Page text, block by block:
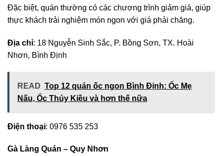
Đặc biệt, quán thường có các chương trình giảm giá, giúp
thực khách trải nghiệm món ngon với giá phải chăng.
Địa chỉ: 18 Nguyễn Sinh Sắc, P. Bồng Sơn, TX. Hoài
Nhơn, Bình Định
READ Top 12 quán ốc ngon Bình Định: Ốc Mẹ
Nấu, Ốc Thúy Kiều và hơn thế nữa
Điện thoại: 0976 535 253
Gà Làng Quán – Quy Nhơn